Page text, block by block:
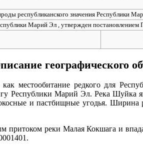
республиканского значения Республики
Марий Эл , утвержден
географического
местообитание редкого для
Республики Марий Эл. Река Шуйка
и пастбищные угодья.
притоком реки Малая Кокшага и